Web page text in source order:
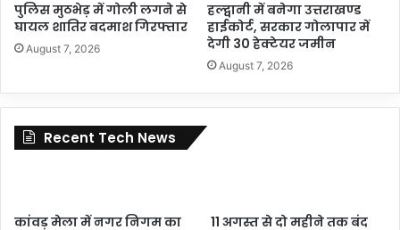
पुलिस मुठभेड़ में गोली लगने से
घायल शातिर बदमाश गिरफ्तार
August 7, 2026
हल्द्वानी में बनेगा उत्तराखण्ड
हाईकोर्ट, सरकार गोलापार में
देगी 30 हेक्टेयर जमीन
August 7, 2026
Recent Tech News
कांवड़ मेला में नगर निगम का
11 अगस्त से दो महीने तक बंद